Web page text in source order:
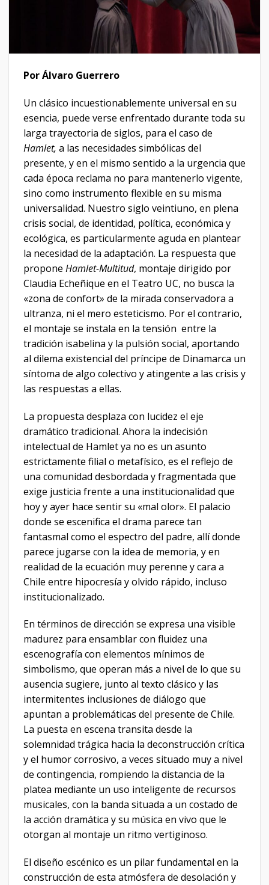
Por Álvaro Guerrero
Un clásico incuestionablemente universal en su
esencia, puede verse enfrentado durante toda su
larga trayectoria de siglos, para el caso de
Hamlet, a las necesidades simbólicas del
presente, y en el mismo sentido a la urgencia que
cada época reclama no para mantenerlo vigente,
sino como instrumento flexible en su misma
universalidad. Nuestro siglo veintiuno, en plena
crisis social, de identidad, política, económica y
ecológica, es particularmente aguda en plantear
la necesidad de la adaptación. La respuesta que
propone Hamlet-Multitud, montaje dirigido por
Claudia Echeñique en el Teatro UC, no busca la
«zona de confort» de la mirada conservadora a
ultranza, ni el mero esteticismo. Por el contrario,
el montaje se instala en la tensión entre la
tradición isabelina y la pulsión social, aportando
al dilema existencial del príncipe de Dinamarca un
síntoma de algo colectivo y atingente a las crisis y
las respuestas a ellas.
​La propuesta desplaza con lucidez el eje
dramático tradicional. Ahora la indecisión
intelectual de Hamlet ya no es un asunto
estrictamente filial o metafísico, es el reflejo de
una comunidad desbordada y fragmentada que
exige justicia frente a una institucionalidad que
hoy y ayer hace sentir su «mal olor». El palacio
donde se escenifica el drama parece tan
fantasmal como el espectro del padre, allí donde
parece jugarse con la idea de memoria, y en
realidad de la ecuación muy perenne y cara a
Chile entre hipocresía y olvido rápido, incluso
institucionalizado.
​En términos de dirección se expresa una visible
madurez para ensamblar con fluidez una
escenografía con elementos mínimos de
simbolismo, que operan más a nivel de lo que su
ausencia sugiere, junto al texto clásico y las
intermitentes inclusiones de diálogo que
apuntan a problemáticas del presente de Chile.
La puesta en escena transita desde la
solemnidad trágica hacia la deconstrucción crítica
y el humor corrosivo, a veces situado muy a nivel
de contingencia, rompiendo la distancia de la
platea mediante un uso inteligente de recursos
musicales, con la banda situada a un costado de
la acción dramática y su música en vivo que le
otorgan al montaje un ritmo vertiginoso.
​El diseño escénico es un pilar fundamental en la
construcción de esta atmósfera de desolación y